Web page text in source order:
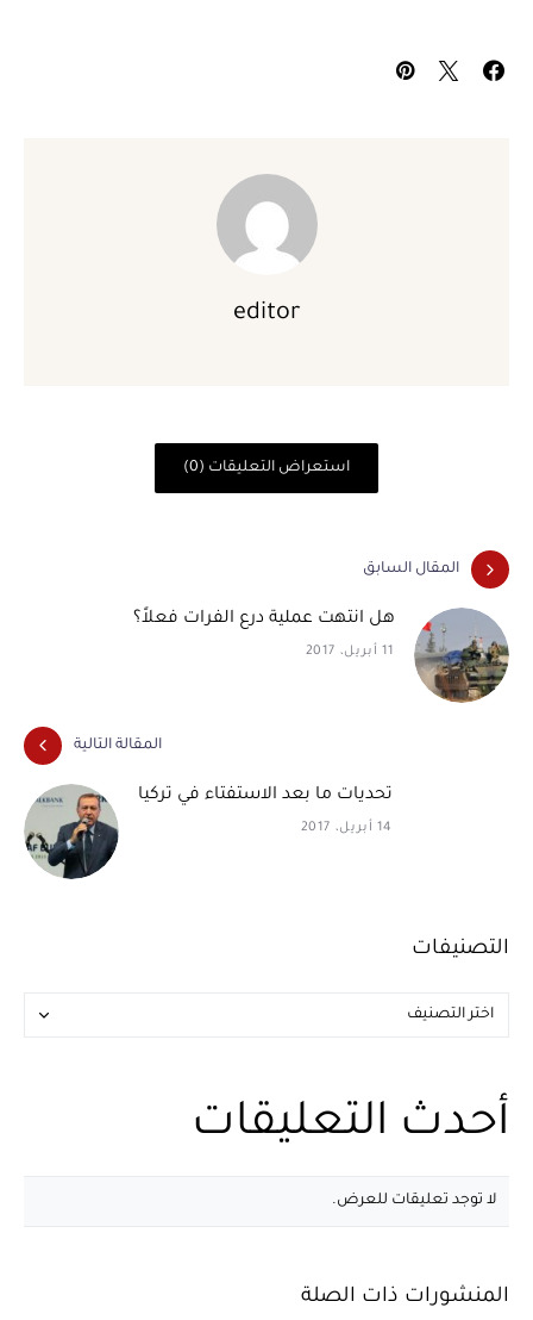
editor
استعراض التعليقات (0)
المقال السابق
هل انتهت عملية درع الفرات فعلاً؟
11 أبريل، 2017
المقالة التالية
تحديات ما بعد الاستفتاء في تركيا
14 أبريل، 2017
التصنيفات
أحدث التعليقات
لا توجد تعليقات للعرض.
المنشورات ذات الصلة